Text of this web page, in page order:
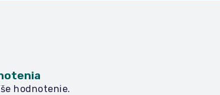
hodnotenie.